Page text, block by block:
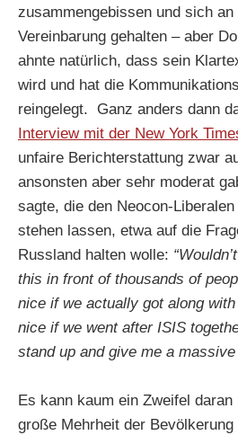
zusammengebissen und sich an
Vereinbarung gehalten – aber
ahnte natürlich, dass sein
wird und hat die
reingelegt. Ganz anders dann
Interview mit der New York
unfaire Berichterstattung zwar
ansonsten aber sehr moderat
sagte, die den Neocon-
stehen lassen, etwa auf die
Russland halten wolle:
this in front of thousands of
nice if we actually got along
nice if we went after ISIS
stand up and give me a massive
Es kann kaum ein Zweifel
große Mehrheit der